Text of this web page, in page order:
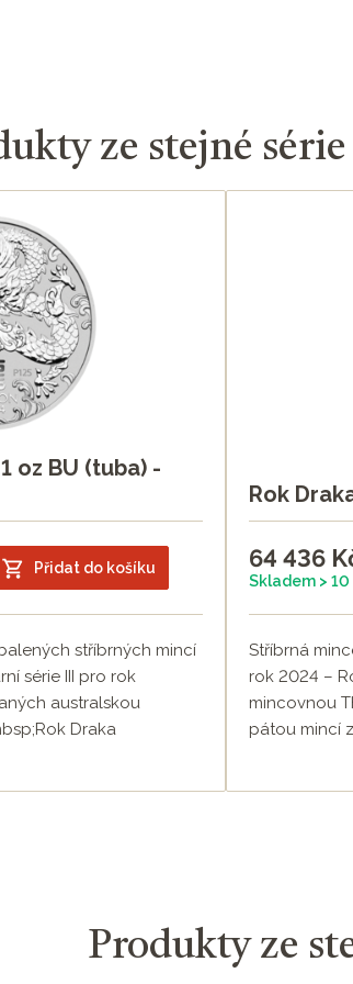
ze stejné
oz BU (tuba) -
Přidat do košíku
stříbrných mincí
série III pro rok
australskou
Draka
Rok
64 436
Skladem > 10
Stříbrná
rok 2024 –
mincovnou
pátou mincí
Produkty ze